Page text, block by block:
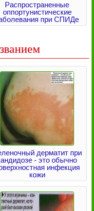
Распространенные
оппортунистические
при СПИДе
дерматит при
- это обычно
инфекция
кожи